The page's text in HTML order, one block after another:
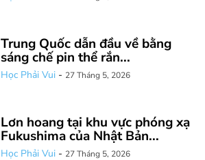
Trung Quốc dẫn đầu về bằng
sáng chế pin thể rắn...
Học Phải Vui - 27 Tháng 5, 2026
Lơn hoang tại khu vực phóng xạ
Fukushima của Nhật Bản...
Học Phải Vui - 27 Tháng 5, 2026